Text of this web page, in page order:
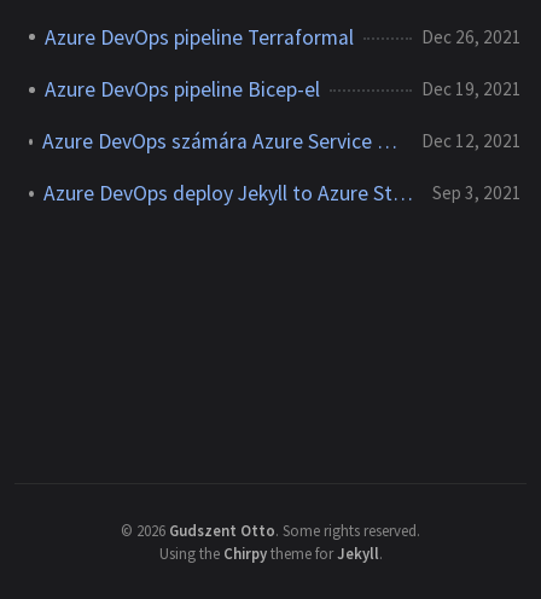
Azure DevOps pipeline Terraformal Dec 26, 2021
Azure DevOps pipeline Bicep-el Dec 19, 2021
Azure DevOps számára Azure Service Principal létrehozása és beállítása Dec 12, 2021
Azure DevOps deploy Jekyll to Azure Static Web Apps Sep 3, 2021
© 2026 Gudszent Otto. Some rights reserved.
Using the Chirpytheme forJekyll.